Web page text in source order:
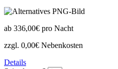
ab 336,00€ pro Nacht
zzgl. 0,00€ Nebenkosten
Details